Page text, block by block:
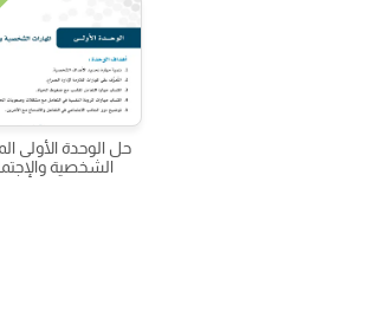
حل الوحدة الأولى
الشخصية